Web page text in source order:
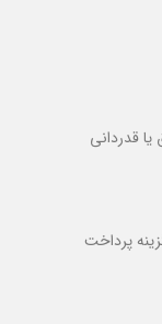
قدردانی
پرداخت